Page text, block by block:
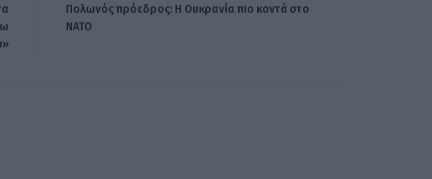
Πολωνός πρόεδρος: Η Ουκρανία πιο κοντά στο
ΝΑΤΟ